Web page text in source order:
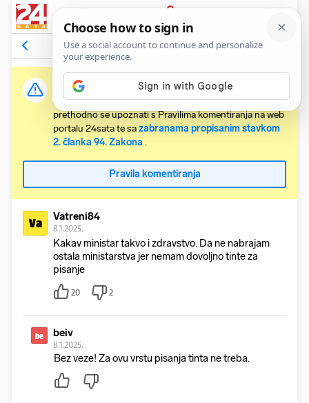
PRIJAVA
Odgovori na komentar Vidi članak
Važna obavijest:
Svaki korisnik koji želi komentirati članke obvezan je
prethodno se upoznati s Pravilima komentiranja na web
portalu 24sata te sazabranama propisanim stavkom
2. članka 94. Zakona .
Pravila komentiranja
Va Vatreni84
8.1.2025.
Kakav ministar takvo i zdravstvo. Da ne nabrajam
ostala ministarstva jer nemam dovoljno tinte za
pisanje
20 2
be beiv
8.1.2025.
Bez veze! Za ovu vrstu pisanja tinta ne treba.